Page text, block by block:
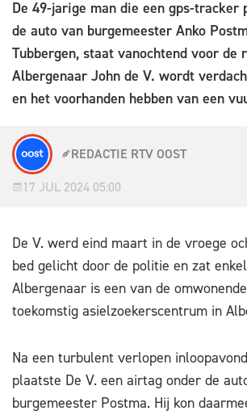
De 49-jarige man die een gps-tracker
de auto van burgemeester Anko
Tubbergen, staat vanochtend voor de
Albergenaar John de V. wordt
en het voorhanden hebben van een
REDACTIE RTV OOST
17 JUL 2024 05:00
De V. werd eind maart in de vroege
bed gelicht door de politie en zat
Albergenaar is een van de
toekomstig asielzoekerscentrum in
Na een turbulent verlopen
plaatste De V. een airtag onder de
burgemeester Postma. Hij kon